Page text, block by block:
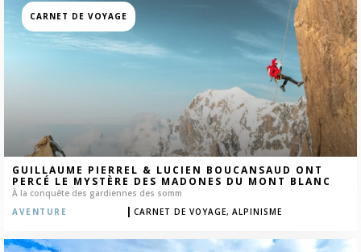
GUILLAUME PIERREL & LUCIEN BOUCANSAUD ONT
PERCÉ LE MYSTÈRE DES MADONES DU MONT BLANC
À la conquête des gardiennes des somm
AVENTURE
| CARNET DE VOYAGE, ALPINISME
CARNET DE VOYAGE